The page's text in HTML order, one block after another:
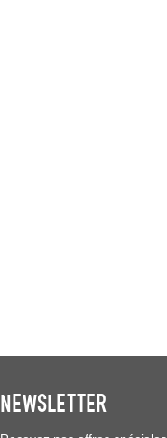
NEWSLETTER